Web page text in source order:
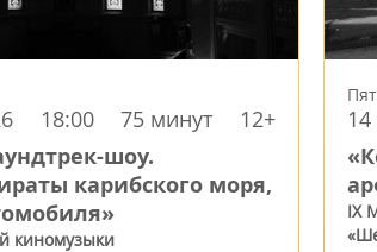
18:00 75 минут 12+
шоу.
карибского моря,
киномузыки
IX